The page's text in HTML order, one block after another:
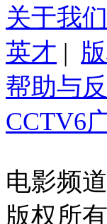
关于我们
英才 |
帮助与
CCTV6
电影频
版权所有